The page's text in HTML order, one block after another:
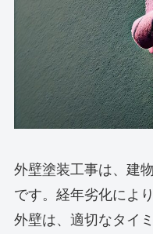
外壁塗装工事は、建
です。経年劣化によ
外壁は、適切なタイ